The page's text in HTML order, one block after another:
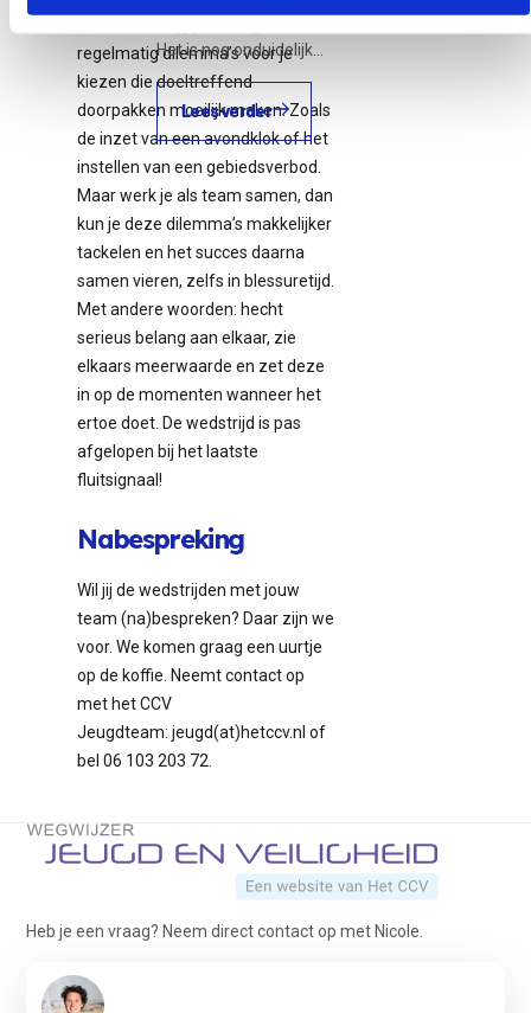
regelmatig dilemma’s voor je
kiezen die doeltreffend
doorpakken moeilijk maken. Zoals
de inzet van een avondklok of het
instellen van een gebiedsverbod.
Maar werk je als team samen, dan
kun je deze dilemma’s makkelijker
tackelen en het succes daarna
samen vieren, zelfs in blessuretijd.
Met andere woorden: hecht
serieus belang aan elkaar, zie
elkaars meerwaarde en zet deze
in op de momenten wanneer het
ertoe doet. De wedstrijd is pas
afgelopen bij het laatste
fluitsignaal!
Nabespreking
Wil jij de wedstrijden met jouw
team (na)bespreken? Daar zijn we
voor. We komen graag een uurtje
op de koffie. Neemt contact op
met het CCV
Jeugdteam: jeugd(at)hetccv.nl of
bel 06 103 203 72.
van €1.000 tot €7.500.
Het is nog onduidelijk…
Lees verder
Terug naar de startpagina
Heb je een vraag? Neem direct contact op met Nicole.